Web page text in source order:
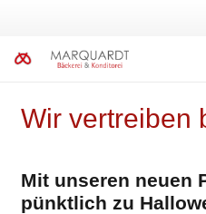
Wir vertreiben
Mit unseren neuen
pünktlich zu